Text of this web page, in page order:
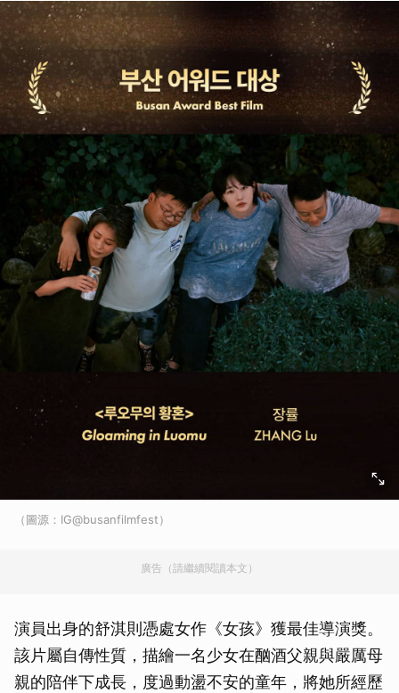
（圖源：IG@busanfilmfest）
廣告（請繼續閱讀本文）
演員出身的舒淇則憑處女作《女孩》獲最佳導演獎。
該片屬自傳性質，描繪一名少女在酗酒父親與嚴厲母
親的陪伴下成長，度過動盪不安的童年，將她所經歷